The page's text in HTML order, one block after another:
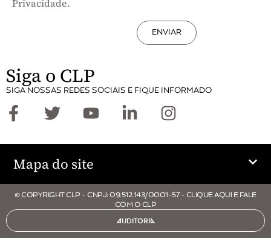
Privacidade.
ENVIAR
Siga o CLP
SIGA NOSSAS REDES SOCIAIS E FIQUE INFORMADO
Mapa do site
© COPYRIGHT CLP - CNPJ: 09.512.143/0001-57 - CLIQUE AQUI E FALE
COM O CLP
AUDITORIA